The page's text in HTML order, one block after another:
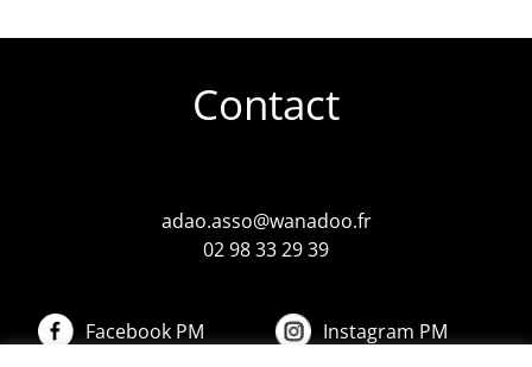
Contact
adao.asso@wanadoo.fr
02 98 33 29 39
Facebook PM Instagram PM